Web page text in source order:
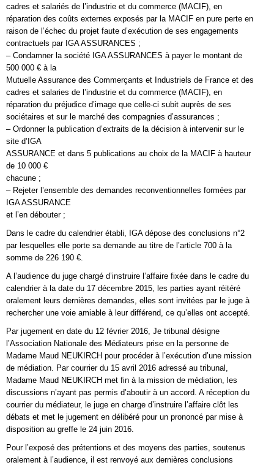
cadres et salariés de l’industrie et du commerce (MACIF), en
réparation des coûts externes exposés par la MACIF en pure perte en
raison de l’échec du projet faute d’exécution de ses engagements
contractuels par IGA ASSURANCES ;
– Condamner la société IGA ASSURANCES à payer le montant de
500 000 € à la
Mutuelle Assurance des Commerçants et Industriels de France et des
cadres et salaries de l’industrie et du commerce (MACIF), en
réparation du préjudice d’image que celle-ci subit auprès de ses
sociétaires et sur le marché des compagnies d’assurances ;
– Ordonner la publication d’extraits de la décision à intervenir sur le
site d’IGA
ASSURANCE et dans 5 publications au choix de la MACIF à hauteur
de 10 000 €
chacune ;
– Rejeter l’ensemble des demandes reconventionnelles formées par
IGA ASSURANCE
et l’en débouter ;
Dans le cadre du calendrier établi, IGA dépose des conclusions n°2
par lesquelles elle porte sa demande au titre de l’article 700 à la
somme de 226 190 €.
A l’audience du juge chargé d’instruire l’affaire fixée dans le cadre du
calendrier à la date du 17 décembre 2015, les parties ayant réitéré
oralement leurs dernières demandes, elles sont invitées par le juge à
rechercher une voie amiable à leur différend, ce qu’elles ont accepté.
Par jugement en date du 12 février 2016, Je tribunal désigne
l’Association Nationale des Médiateurs prise en la personne de
Madame Maud NEUKIRCH pour procéder à l’exécution d’une mission
de médiation. Par courrier du 15 avril 2016 adressé au tribunal,
Madame Maud NEUKIRCH met fin à la mission de médiation, les
discussions n’ayant pas permis d’aboutir à un accord. A réception du
courrier du médiateur, le juge en charge d’instruire l’affaire clôt les
débats et met le jugement en délibéré pour un prononcé par mise à
disposition au greffe le 24 juin 2016.
Pour l’exposé des prétentions et des moyens des parties, soutenus
oralement à l’audience, il est renvoyé aux dernières conclusions